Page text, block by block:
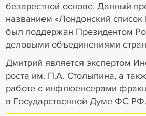
безарестной основе. Данный
названием «Лондонский список
был поддержан Президентом
деловыми объединениями
Дмитрий является экспертом
роста им. П.А. Столыпина, а
работе с инфлюенсерами
в Государственной Думе ФС РФ.